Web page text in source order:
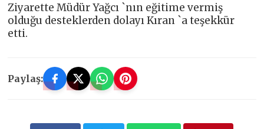
Ziyarette Müdür Yağcı `nın eğitime vermiş
olduğu desteklerden dolayı Kıran `a teşekkür
etti.
Paylaş: